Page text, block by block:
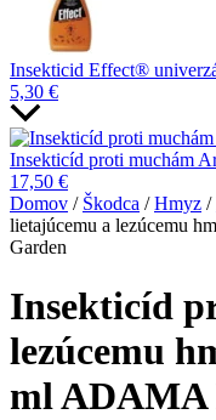
Insekticid Effect®
5,30 €
Insekticíd proti muchám
17,50 €
Domov / Škodca /Hmyz /
lietajúcemu a lezúcemu
Garden
Insekticíd
lezúcemu
ml ADAMA